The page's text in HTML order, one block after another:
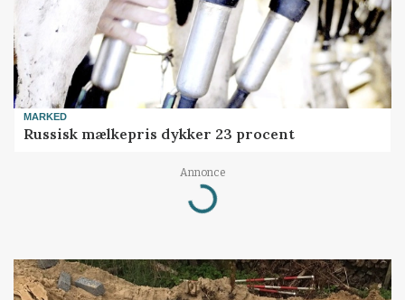
MARKED
Russisk mælkepris dykker 23 procent
Annonce
Loading...